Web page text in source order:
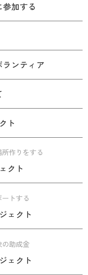
加する
ンティア
ト
作りをする
クト
トする
ェクト
助成金
ェクト